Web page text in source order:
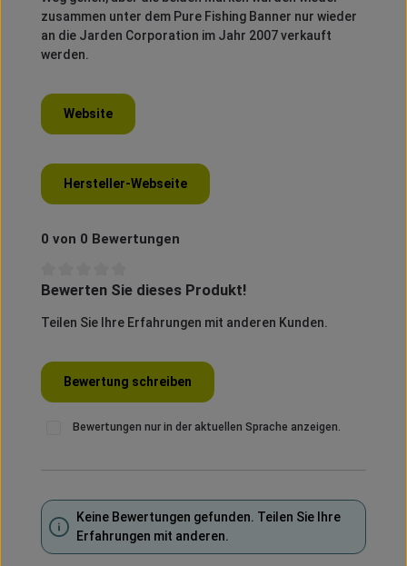
zusammen unter dem Pure Fishing Banner nur wieder
an die Jarden Corporation im Jahr 2007 verkauft
werden.
Website
Hersteller-Webseite
0 von 0 Bewertungen
Durchschnittliche Bewertung von 0 von 5 Sternen
Bewerten Sie dieses Produkt!
Teilen Sie Ihre Erfahrungen mit anderen Kunden.
Bewertung schreiben
Bewertungen nur in der aktuellen Sprache anzeigen.
Keine Bewertungen gefunden. Teilen Sie Ihre
Erfahrungen mit anderen.